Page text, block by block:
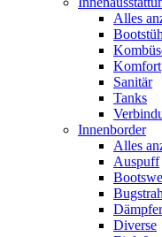
Alles
Komfort
Sanitär
Tanks
Innenborder
Alles
Auspuff
Diverse